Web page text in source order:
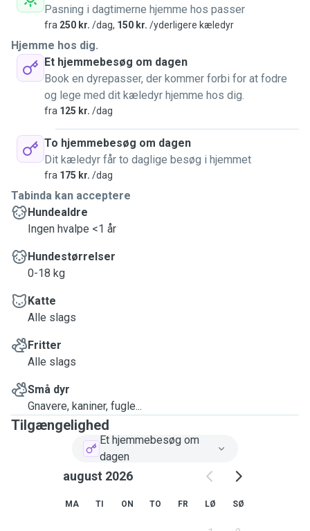
Pasning i dagtimerne hjemme hos passer
fra 250 kr. /dag, 150 kr. /yderligere kæledyr
Hjemme hos dig.
Et hjemmebesøg om dagen
Book en dyrepasser, der kommer forbi for at fodre
og lege med dit kæledyr hjemme hos dig.
fra 125 kr. /dag
To hjemmebesøg om dagen
Dit kæledyr får to daglige besøg i hjemmet
fra 175 kr. /dag
Tabinda kan acceptere
Hundealdre
Ingen hvalpe <1 år
Hundestørrelser
0-18 kg
Katte
Alle slags
Fritter
Alle slags
Små dyr
Gnavere, kaniner, fugle...
Tilgængelighed
Et hjemmebesøg om
dagen
august 2026
MA TI ON TO FR LØ SØ